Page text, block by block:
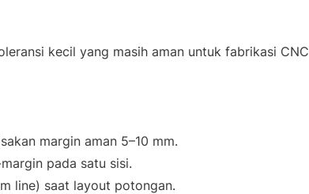
kecil yang masih aman untuk fabrikasi CNC
margin aman 5–10 mm.
pada satu sisi.
line) saat layout potongan.